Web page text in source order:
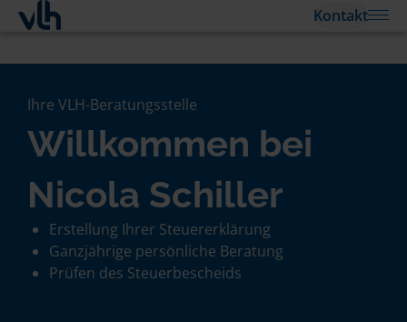
Kontakt
Ihre VLH-Beratungsstelle
Willkommen bei
Nicola Schiller
Erstellung Ihrer Steuererklärung
Ganzjährige persönliche Beratung
Prüfen des Steuerbescheids